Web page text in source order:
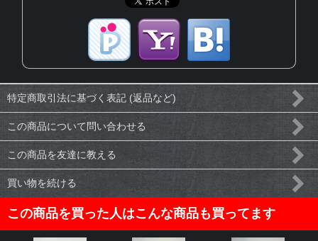
特定商取引法に基づく表記 (返品など)
この商品について問い合わせる
この商品を友達に教える
買い物を続ける
この商品を買った人はこんな商品も買ってます